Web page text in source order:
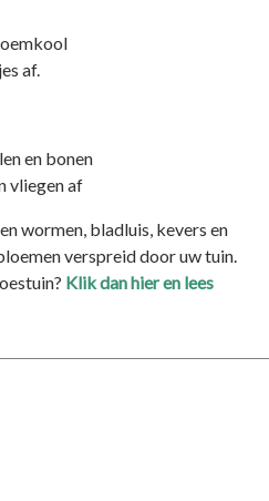
af.
en bonen
vliegen af
wormen, bladluis, kevers en
verspreid door uw tuin.
Klik dan hier en lees